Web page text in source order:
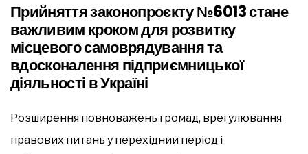
Прийняття законопроєкту №6013 стане
важливим кроком для розвитку
місцевого самоврядування та
вдосконалення підприємницької
діяльності в Україні
Розширення повноважень громад, врегулювання
правових питань у перехідний період і